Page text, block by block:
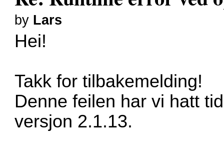
by Lars
Hei!
Takk for tilbakemelding!
Denne feilen har vi hatt
versjon 2.1.13.